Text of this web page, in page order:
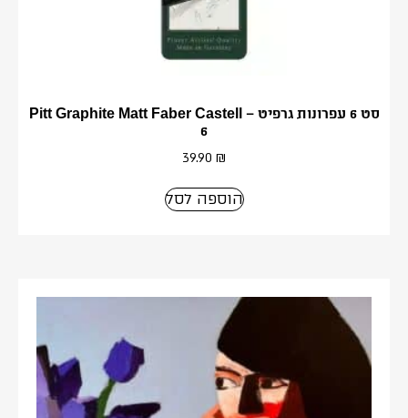
סט 6 עפרונות גרפיט – Pitt Graphite Matt Faber Castell
6
39.90 ₪
הוספה לסל